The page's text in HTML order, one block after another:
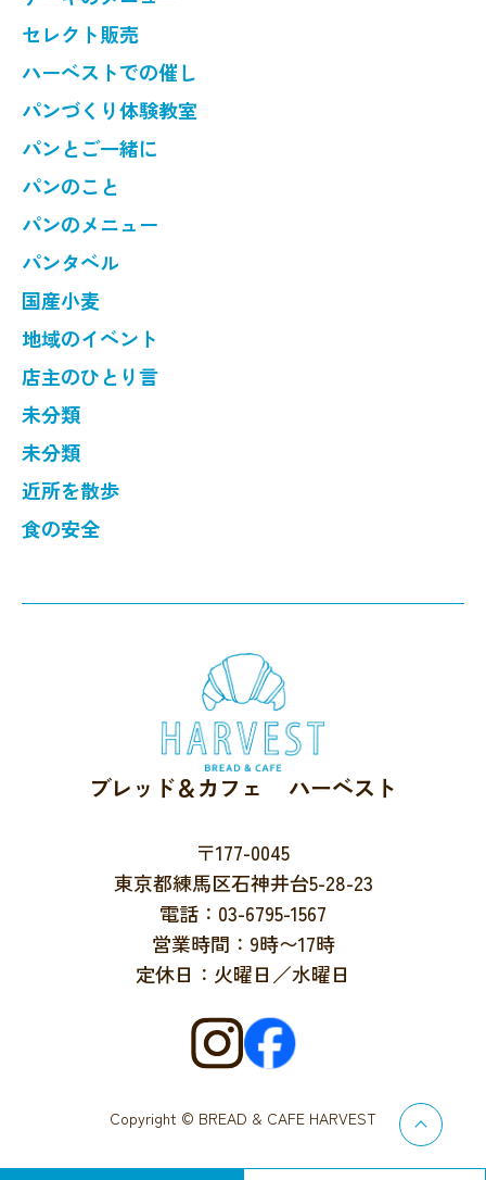
セレクト販売
ハーベストでの催し
パンづくり体験教室
パンとご一緒に
パンのこと
パンのメニュー
パンタベル
国産小麦
地域のイベント
店主のひとり言
未分類
未分類
近所を散歩
食の安全
ブレッド＆カフェ ハーベスト
〒177-0045
東京都練馬区石神井台5-28-23
電話：03-6795-1567
営業時間：9時〜17時
定休日：火曜日／水曜日
Copyright © BREAD & CAFE HARVEST